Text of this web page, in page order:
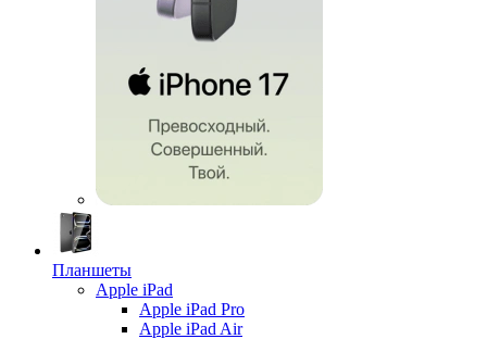
Планшеты
Apple iPad
Apple iPad Pro
Apple iPad Air